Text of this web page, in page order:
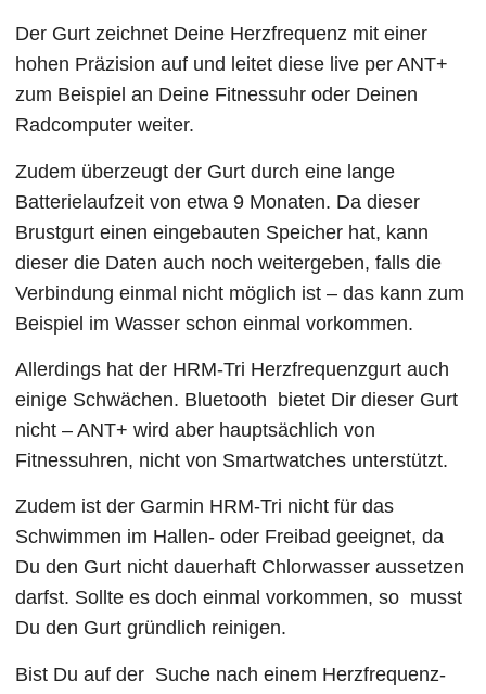
Der Gurt zeichnet Deine Herzfrequenz mit einer
hohen Präzision auf und leitet diese live per ANT+
zum Beispiel an Deine Fitnessuhr oder Deinen
Radcomputer weiter.
Zudem überzeugt der Gurt durch eine lange
Batterielaufzeit von etwa 9 Monaten. Da dieser
Brustgurt einen eingebauten Speicher hat, kann
dieser die Daten auch noch weitergeben, falls die
Verbindung einmal nicht möglich ist – das kann zum
Beispiel im Wasser schon einmal vorkommen.
Allerdings hat der HRM-Tri Herzfrequenzgurt auch
einige Schwächen. Bluetooth bietet Dir dieser Gurt
nicht – ANT+ wird aber hauptsächlich von
Fitnessuhren, nicht von Smartwatches unterstützt.
Zudem ist der Garmin HRM-Tri nicht für das
Schwimmen im Hallen- oder Freibad geeignet, da
Du den Gurt nicht dauerhaft Chlorwasser aussetzen
darfst. Sollte es doch einmal vorkommen, so musst
Du den Gurt gründlich reinigen.
Bist Du auf der Suche nach einem Herzfrequenz-